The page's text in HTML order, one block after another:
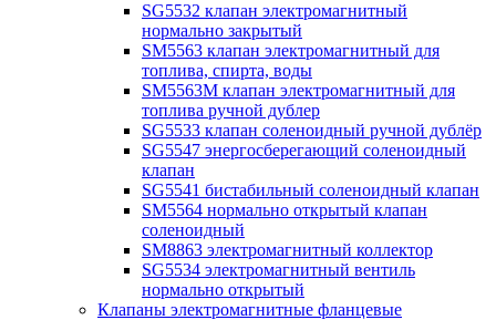
SG5532 клапан электромагнитный
нормально закрытый
SM5563 клапан электромагнитный для
топлива, спирта, воды
SM5563M клапан электромагнитный для
топлива ручной дублер
SG5533 клапан соленоидный ручной дублёр
SG5547 энергосберегающий соленоидный
клапан
SG5541 бистабильный соленоидный клапан
SM5564 нормально открытый клапан
соленоидный
SM8863 электромагнитный коллектор
SG5534 электромагнитный вентиль
нормально открытый
Клапаны электромагнитные фланцевые